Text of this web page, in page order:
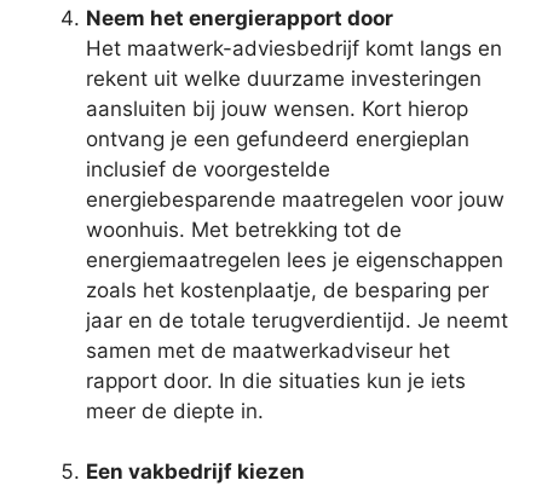
Neem het energierapport door
Het maatwerk-adviesbedrijf komt langs en
rekent uit welke duurzame investeringen
aansluiten bij jouw wensen. Kort hierop
ontvang je een gefundeerd energieplan
inclusief de voorgestelde
energiebesparende maatregelen voor jouw
woonhuis. Met betrekking tot de
energiemaatregelen lees je eigenschappen
zoals het kostenplaatje, de besparing per
jaar en de totale terugverdientijd. Je neemt
samen met de maatwerkadviseur het
rapport door. In die situaties kun je iets
meer de diepte in.
Een vakbedrijf kiezen